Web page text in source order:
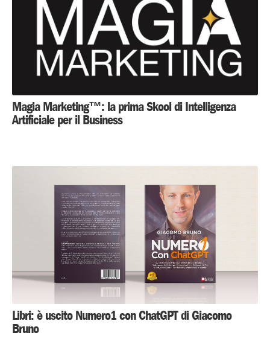
Magia Marketing™: la prima Skool di Intelligenza
Artificiale per il Business
Libri: è uscito Numero1 con ChatGPT di Giacomo
Bruno